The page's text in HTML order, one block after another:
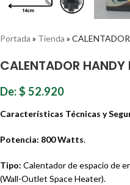
Portada » Tienda »
CALENTADOR
De:$ 52.920
Características Técnicas y
Potencia: 800 Watts.
Tipo: Calentador de espacio de
(Wall-Outlet Space Heater).